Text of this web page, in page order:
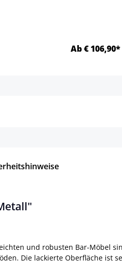
Ab € 106,90*
und robusten Bar-Möbel
Die lackierte Oberfläche